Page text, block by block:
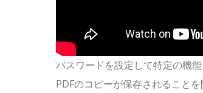
パスワードを設定して特定の機
PDFのコピーが保存されること